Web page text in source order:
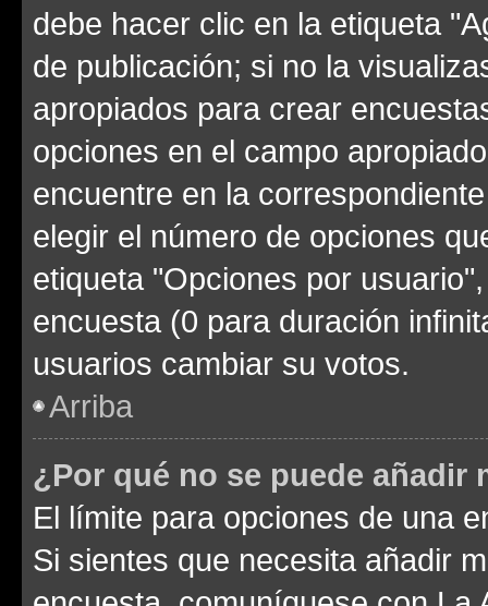
debe hacer clic en la etiqueta
de publicación; si no la
apropiados para crear
opciones en el campo
encuentre en la
elegir el número de opciones
etiqueta "Opciones por
encuesta (0 para duración
usuarios cambiar su votos.
Arriba
¿Por qué no se puede añadir
El límite para opciones de una
Si sientes que necesita añadir